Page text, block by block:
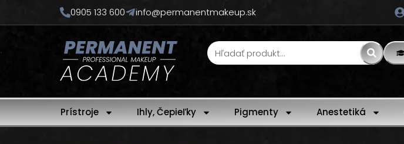
0905 133 600 info@permanentmakeup.sk
Prístroje Ihly, Čepieľky Pigmenty Anestetiká